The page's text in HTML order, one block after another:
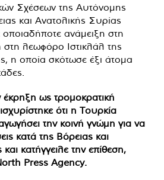
Σχέσεων της Αυτόνομης
και Ανατολικής Συρίας
ανάμειξη στη
στη λεωφόρο Ιστικλάλ της
η οποία σκότωσε έξι άτομα
έκρηξη ως τρομοκρατική
ότι η Τουρκία
την κοινή γνώμη για να
κατά της Βόρειας και
κατήγγειλε την επίθεση,
Press Agency.